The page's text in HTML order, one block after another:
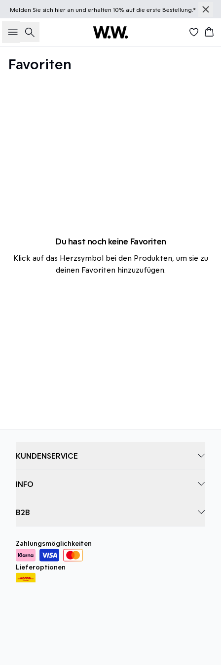
Melden Sie sich hieran und erhalten 10% auf die erste Bestellung.*
Suche
Favoriten
Du hast noch keine Favoriten
Klick auf das Herzsymbol bei den Produkten, um sie zu
deinen Favoriten hinzuzufügen.
KUNDENSERVICE
INFO
B2B
Zahlungsmöglichkeiten
Lieferoptionen